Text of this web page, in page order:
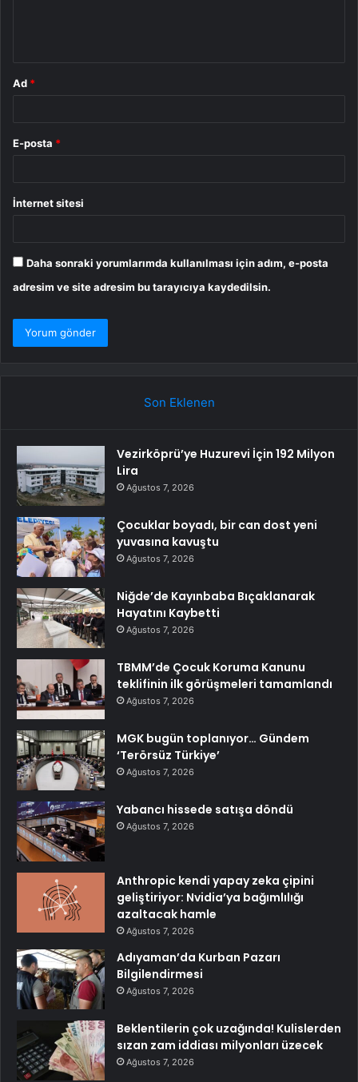
Ad *
E-posta *
İnternet sitesi
Daha sonraki yorumlarımda kullanılması için adım, e-posta
adresim ve site adresim bu tarayıcıya kaydedilsin.
Son Eklenen
Vezirköprü’ye Huzurevi İçin 192 Milyon
Lira
Ağustos 7, 2026
Çocuklar boyadı, bir can dost yeni
yuvasına kavuştu
Ağustos 7, 2026
Niğde’de Kayınbaba Bıçaklanarak
Hayatını Kaybetti
Ağustos 7, 2026
TBMM’de Çocuk Koruma Kanunu
teklifinin ilk görüşmeleri tamamlandı
Ağustos 7, 2026
MGK bugün toplanıyor… Gündem
‘Terörsüz Türkiye’
Ağustos 7, 2026
Yabancı hissede satışa döndü
Ağustos 7, 2026
Anthropic kendi yapay zeka çipini
geliştiriyor: Nvidia’ya bağımlılığı
azaltacak hamle
Ağustos 7, 2026
Adıyaman’da Kurban Pazarı
Bilgilendirmesi
Ağustos 7, 2026
Beklentilerin çok uzağında! Kulislerden
sızan zam iddiası milyonları üzecek
Ağustos 7, 2026